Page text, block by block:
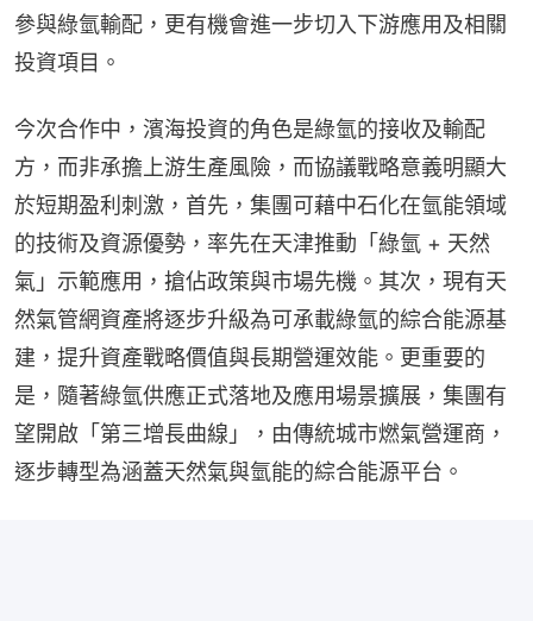
參與綠氫輸配，更有機會進一步切入下游應用及相關
投資項目。
今次合作中，濱海投資的角色是綠氫的接收及輸配
方，而非承擔上游生產風險，而協議戰略意義明顯大
於短期盈利刺激，首先，集團可藉中石化在氫能領域
的技術及資源優勢，率先在天津推動「綠氫 + 天然
氣」示範應用，搶佔政策與市場先機。其次，現有天
然氣管網資產將逐步升級為可承載綠氫的綜合能源基
建，提升資產戰略價值與長期營運效能。更重要的
是，隨著綠氫供應正式落地及應用場景擴展，集團有
望開啟「第三增長曲線」，由傳統城市燃氣營運商，
逐步轉型為涵蓋天然氣與氫能的綜合能源平台。